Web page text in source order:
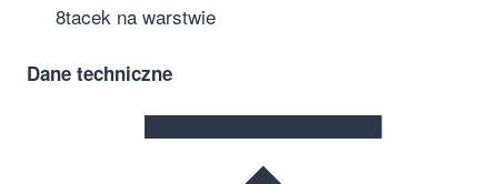
8tacek na warstwie
Dane techniczne